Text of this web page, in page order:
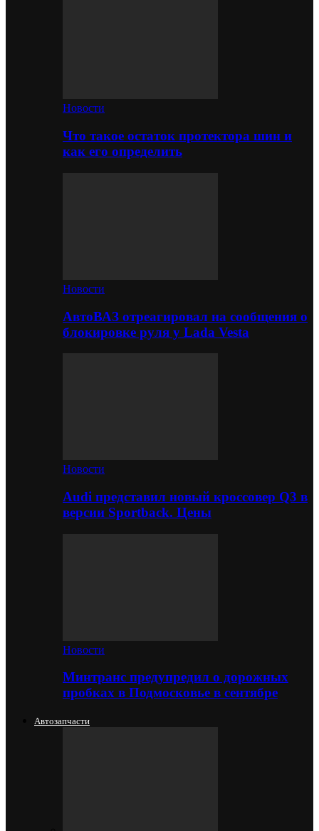
Новости
Что такое остаток протектора шин и
как его определить
Новости
АвтоВАЗ отреагировал на сообщения о
блокировке руля у Lada Vesta
Новости
Audi представил новый кроссовер Q3 в
версии Sportback. Цены
Новости
Минтранс предупредил о дорожных
пробках в Подмосковье в сентябре
Автозапчасти